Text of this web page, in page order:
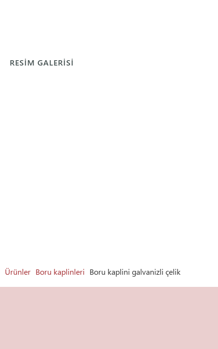
RESİM GALERİSİ
Ürünler Boru kaplinleri Boru kaplini galvanizli çelik